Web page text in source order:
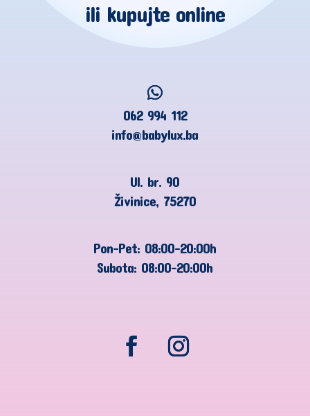
ili kupujte online
062 994 112
info@babylux.ba
Ul. br. 90
Živinice, 75270
Pon-Pet: 08:00-20:00h
Subota: 08:00-20:00h